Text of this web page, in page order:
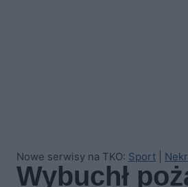
Nowe serwisy na TKO: Sport
Wybuchł